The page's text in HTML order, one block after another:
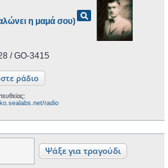
η μαμά σου)pageview
/ GO-3415
radio